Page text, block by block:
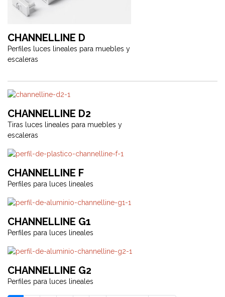
CHANNELLINE D
Perfiles luces lineales para muebles y
escaleras
CHANNELLINE D2
Tiras luces lineales para muebles y
escaleras
CHANNELLINE F
Perfiles para luces lineales
CHANNELLINE G1
Perfiles para luces lineales
CHANNELLINE G2
Perfiles para luces lineales